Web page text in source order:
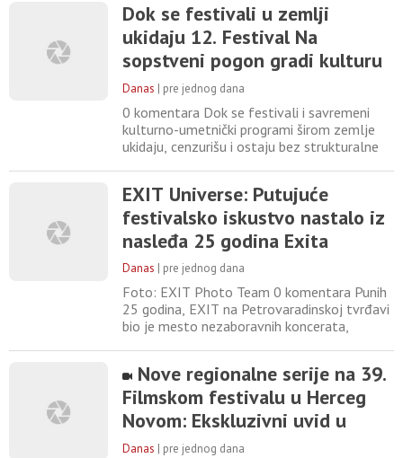
svojih najbližih, baš onako kako je zaslužila,
posle života ispunjenog požrtvovanošću,
vernošću svojim principima i nesebičnom
brigom za
Dok se festivali u zemlji
ukidaju 12. Festival Na
sopstveni pogon gradi kulturu
otpora
Danas | pre jednog dana
0 komentara Dok se festivali i savremeni
kulturno-umetnički programi širom zemlje
ukidaju, cenzurišu i ostaju bez strukturalne
svojim kontinuiranim postojanjem iznova
ukazuje na snažnu potrebu aktera sa
nezavisne scene da gradi kulturu otpora,
direktnim kreiranjem umetničkog
EXIT Universe: Putujuće
festivalsko iskustvo nastalo iz
nasleđa 25 godina Exita
Danas | pre jednog dana
Foto: EXIT Photo Team 0 komentara Punih
25 godina, EXIT na Petrovaradinskoj tvrđavi
bio je mesto nezaboravnih koncerata,
ljude iz celog sveta. Nakon prošlogodišnjeg
obeležavanja velikog jubileja, EXIT
Fondacija predstavlja EXIT Universe –
putujuće kulturno iskustvo
Nove regionalne serije na 39.
Filmskom festivalu u Herceg
Novom: Ekskluzivni uvid u
najbolju TV produkciju
Danas | pre jednog dana